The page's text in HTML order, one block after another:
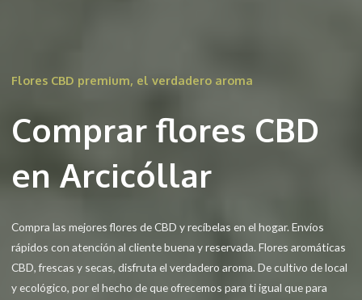
Flores CBD premium, el verdadero aroma
Comprar flores CBD
en Arcicóllar
Compra las mejores flores de CBD y recíbelas en el hogar. Envíos
rápidos con atención al cliente buena y reservada. Flores aromáticas
CBD, frescas y secas, disfruta el verdadero aroma. De cultivo de local
y ecológico, por el hecho de que ofrecemos para ti igual que para